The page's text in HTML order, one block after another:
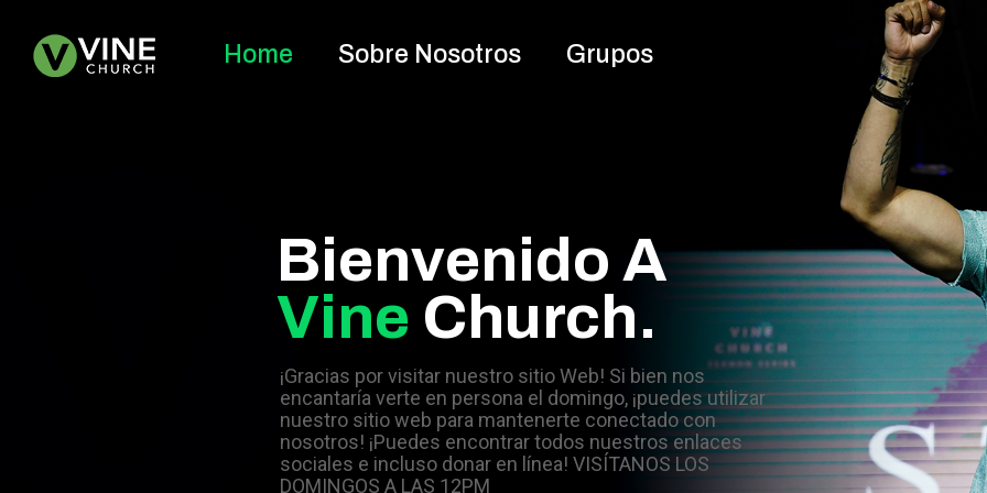
Home Sobre Nosotros Grupos
Bienvenido A
Vine Church.
¡Gracias por visitar nuestro sitio Web! Si bien nos
encantaría verte en persona el domingo, ¡puedes utilizar
nuestro sitio web para mantenerte conectado con
nosotros! ¡Puedes encontrar todos nuestros enlaces
sociales e incluso donar en línea! VISÍTANOS LOS
DOMINGOS A LAS 12PM